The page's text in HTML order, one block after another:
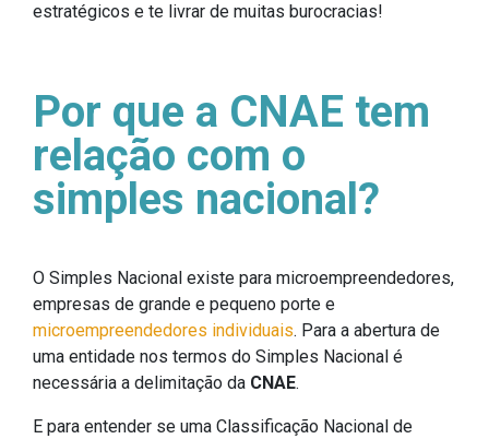
estratégicos e te livrar de muitas burocracias!
Por que a CNAE tem
relação com o
simples nacional?
O Simples Nacional existe para microempreendedores,
empresas de grande e pequeno porte e
microempreendedores individuais. Para a abertura de
uma entidade nos termos do Simples Nacional é
necessária a delimitação da CNAE.
E para entender se uma Classificação Nacional de